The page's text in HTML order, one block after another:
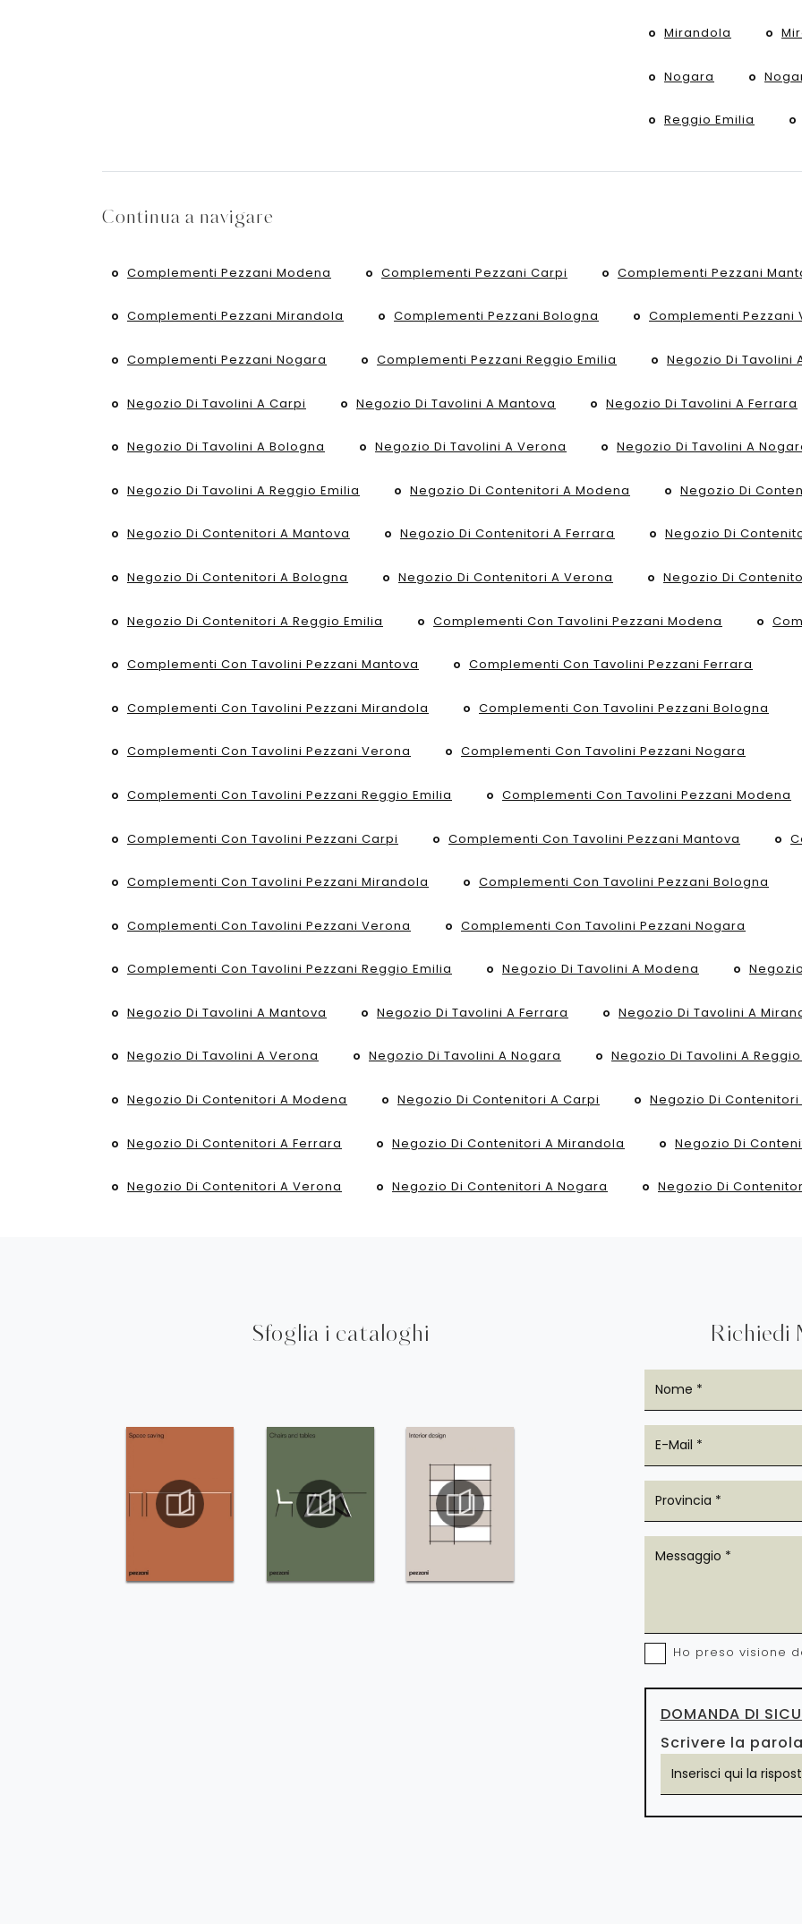
Mirandola
Nogara
Reggio Emilia
Continua a navigare
Complementi Pezzani Modena Complementi Pezzani Carpi Complementi Pezzani
Complementi Pezzani Mirandola Complementi Pezzani Bologna Complementi Pezzani
Complementi Pezzani Nogara Complementi Pezzani Reggio Emilia Negozio Di Tavolini
Negozio Di Tavolini A Carpi Negozio Di Tavolini A Mantova Negozio Di Tavolini A Ferrara
Negozio Di Tavolini A Bologna Negozio Di Tavolini A Verona Negozio Di Tavolini A
Negozio Di Tavolini A Reggio Emilia Negozio Di Contenitori A Modena Negozio Di
Negozio Di Contenitori A Mantova Negozio Di Contenitori A Ferrara Negozio Di
Negozio Di Contenitori A Bologna Negozio Di Contenitori A Verona Negozio Di
Negozio Di Contenitori A Reggio Emilia Complementi Con Tavolini Pezzani Modena
Complementi Con Tavolini Pezzani Mantova Complementi Con Tavolini Pezzani Ferrara
Complementi Con Tavolini Pezzani Mirandola Complementi Con Tavolini Pezzani Bologna
Complementi Con Tavolini Pezzani Verona Complementi Con Tavolini Pezzani Nogara
Complementi Con Tavolini Pezzani Reggio Emilia Complementi Con Tavolini Pezzani Modena
Complementi Con Tavolini Pezzani Carpi Complementi Con Tavolini Pezzani Mantova
Complementi Con Tavolini Pezzani Mirandola Complementi Con Tavolini Pezzani Bologna
Complementi Con Tavolini Pezzani Verona Complementi Con Tavolini Pezzani Nogara
Complementi Con Tavolini Pezzani Reggio Emilia Negozio Di Tavolini A Modena
Negozio Di Tavolini A Mantova Negozio Di Tavolini A Ferrara Negozio Di Tavolini A
Negozio Di Tavolini A Verona Negozio Di Tavolini A Nogara Negozio Di Tavolini A
Negozio Di Contenitori A Modena Negozio Di Contenitori A Carpi Negozio Di Contenitori
Negozio Di Contenitori A Ferrara Negozio Di Contenitori A Mirandola Negozio Di
Negozio Di Contenitori A Verona Negozio Di Contenitori A Nogara Negozio Di
Sfoglia i cataloghi Richiedi
Ho preso visione
DOMANDA DI
Scrivere la